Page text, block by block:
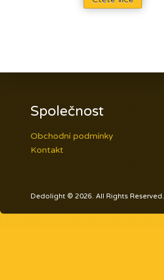
Společnost
Obchodní podmínky
Kontakt
Dedolight © 2026. All Rights Reserved.